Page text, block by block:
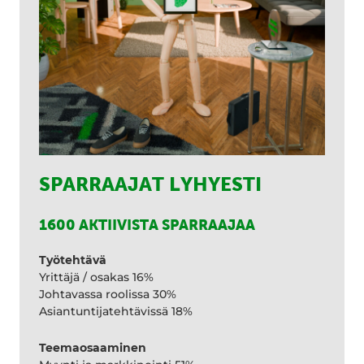
SPARRAAJAT LYHYESTI
1600 AKTIIVISTA SPARRAAJAA
Työtehtävä
Yrittäjä / osakas 16%
Johtavassa roolissa 30%
Asiantuntijatehtävissä 18%
Teemaosaaminen